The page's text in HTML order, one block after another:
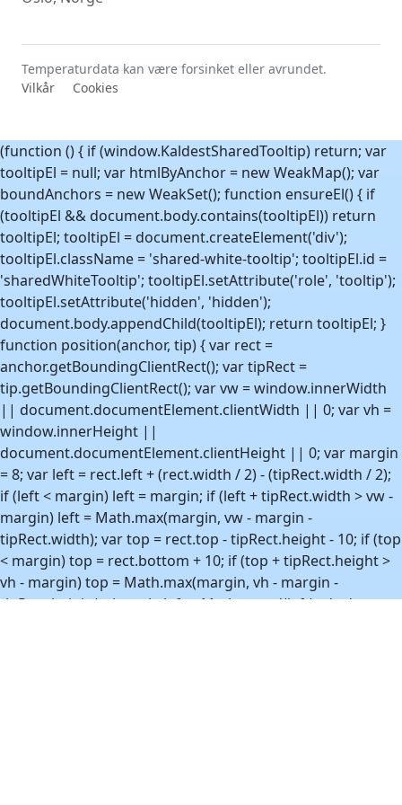
Uke 41
-13,7°C 8. okt. 2024
Uke 42
Uke 44
-26,6°C 2. nov. 2019
Uke 45
-32,5°C 10. nov. 2019
Uke 46
-33,4°C 11. nov. 2019
Uke 47
-32,5°C
23. nov. 2025
Uke 48
-35,8°C 5. des. 2021
Uke 49
-35,3°C
6. des. 2021
Uke 50
-35,9°C 13. des. 2022
-37,7°C
19. des. 2024
Uke 52
-38,8°C 27. des. 2020
Uke 53
-23,2°C 3. jan. 2021
Temperaturdata kan være forsinket eller avrundet.
Vilkår
Cookies
(function () { if (window.KaldestSharedTooltip) return; var
tooltipEl = null; var htmlByAnchor = new WeakMap(); var
boundAnchors = new WeakSet(); function ensureEl() { if
(tooltipEl && document.body.contains(tooltipEl)) return
tooltipEl; tooltipEl = document.createElement('div');
tooltipEl.className = 'shared-white-tooltip'; tooltipEl.id =
'sharedWhiteTooltip'; tooltipEl.setAttribute('role', 'tooltip');
tooltipEl.setAttribute('hidden', 'hidden');
document.body.appendChild(tooltipEl); return tooltipEl; }
function position(anchor, tip) { var rect =
anchor.getBoundingClientRect(); var tipRect =
tip.getBoundingClientRect(); var vw = window.innerWidth
|| document.documentElement.clientWidth || 0; var vh =
window.innerHeight ||
document.documentElement.clientHeight || 0; var margin
= 8; var left = rect.left + (rect.width / 2) - (tipRect.width / 2);
if (left < margin) left = margin; if (left + tipRect.width > vw -
margin) left = Math.max(margin, vw - margin -
tipRect.width); var top = rect.top - tipRect.height - 10; if (top
< margin) top = rect.bottom + 10; if (top + tipRect.height >
vh - margin) top = Math.max(margin, vh - margin -
tipRect.height); tip.style.left = Math.round(left) + 'px';